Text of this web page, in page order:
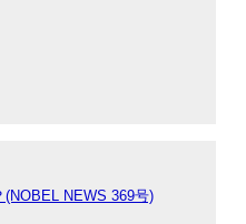
NEWS 369号)